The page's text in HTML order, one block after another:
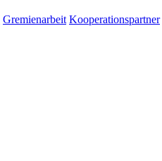
Gremienarbeit Kooperationspartner